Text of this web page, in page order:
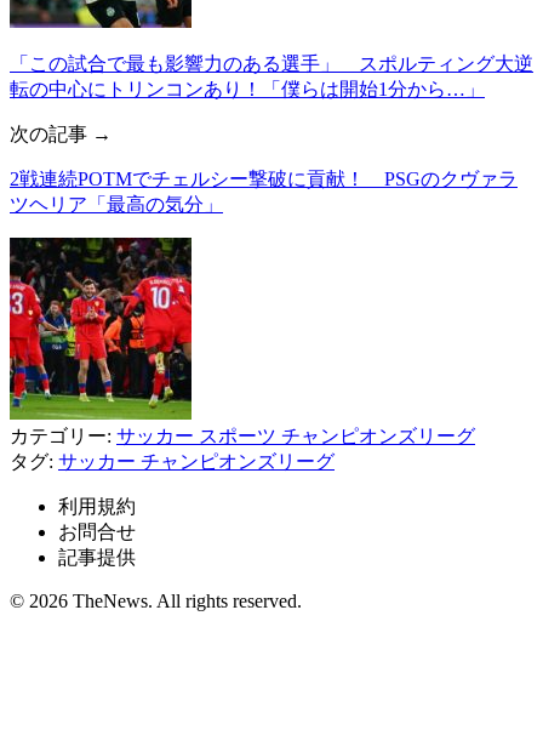
「この試合で最も影響力のある選手」 スポルティング大逆
転の中心にトリンコンあり！「僕らは開始1分から…」
次の記事 →
2戦連続POTMでチェルシー撃破に貢献！ PSGのクヴァラ
ツヘリア「最高の気分」
カテゴリー: サッカー スポーツ チャンピオンズリーグ
タグ: サッカー チャンピオンズリーグ
利用規約
お問合せ
記事提供
© 2026 TheNews. All rights reserved.